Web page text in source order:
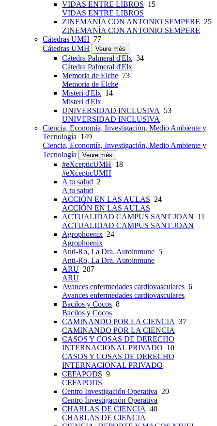
VIDAS ENTRE LIBROS 15
VIDAS ENTRE LIBROS
ZINEMANÍA CON ANTONIO SEMPERE 25
ZINEMANÍA CON ANTONIO SEMPERE
Cátedras UMH 77
Cátedras UMH
Veure més
Cátedra Palmeral d'Elx 34
Cátedra Palmeral d'Elx
Memoria de Elche 73
Memoria de Elche
Misteri d'Elx 14
Misteri d'Elx
UNIVERSIDAD INCLUSIVA
53
UNIVERSIDAD INCLUSIVA
Ciencia, Economía, Investigación, Medio Ambiente y
Tecnología 149
Ciencia, Economía, Investigación, Medio Ambiente y
Tecnología
Veure més
#eXcepticUMH 18
#eXcepticUMH
A tu salud 2
A tu salud
ACCIÓN EN LAS AULAS 24
ACCIÓN EN LAS AULAS
ACTUALIDAD CAMPUS SANT JOAN 11
ACTUALIDAD CAMPUS SANT JOAN
Agrophoenix 24
Agrophoenix
Anti-Ro, La Dra. Autoinmune 5
Anti-Ro, La Dra. Autoinmune
ARU 287
ARU
Avances enfermedades cardiovasculares 6
Avances enfermedades cardiovasculares
Bacilos y Cocos 8
Bacilos y Cocos
CAMINANDO POR LA CIENCIA 37
CAMINANDO POR LA CIENCIA
CASOS Y COSAS DE DERECHO
INTERNACIONAL PRIVADO 10
CASOS Y COSAS DE DERECHO
INTERNACIONAL PRIVADO
CEFAPODS 9
CEFAPODS
Centro Investigación Operativa 20
Centro Investigación Operativa
CHARLAS DE CIENCIA 40
CHARLAS DE CIENCIA